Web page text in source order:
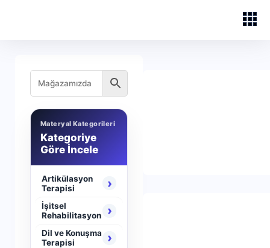
Materyal Kategorileri
Kategoriye
Göre İncele
Artikülasyon
Terapisi
›
İşitsel
Rehabilitasyon
›
Dil ve Konuşma
Terapisi
›